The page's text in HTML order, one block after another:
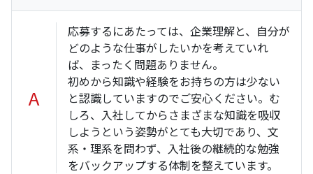
A
応募するにあたっては、企業理解と、自分が
どのような仕事がしたいかを考えていれ
ば、まったく問題ありません。
初めから知識や経験をお持ちの方は少ない
と認識していますのでご安心ください。む
しろ、入社してからさまざまな知識を吸収
しようという姿勢がとても大切であり、文
系・理系を問わず、入社後の継続的な勉強
をバックアップする体制を整えています。